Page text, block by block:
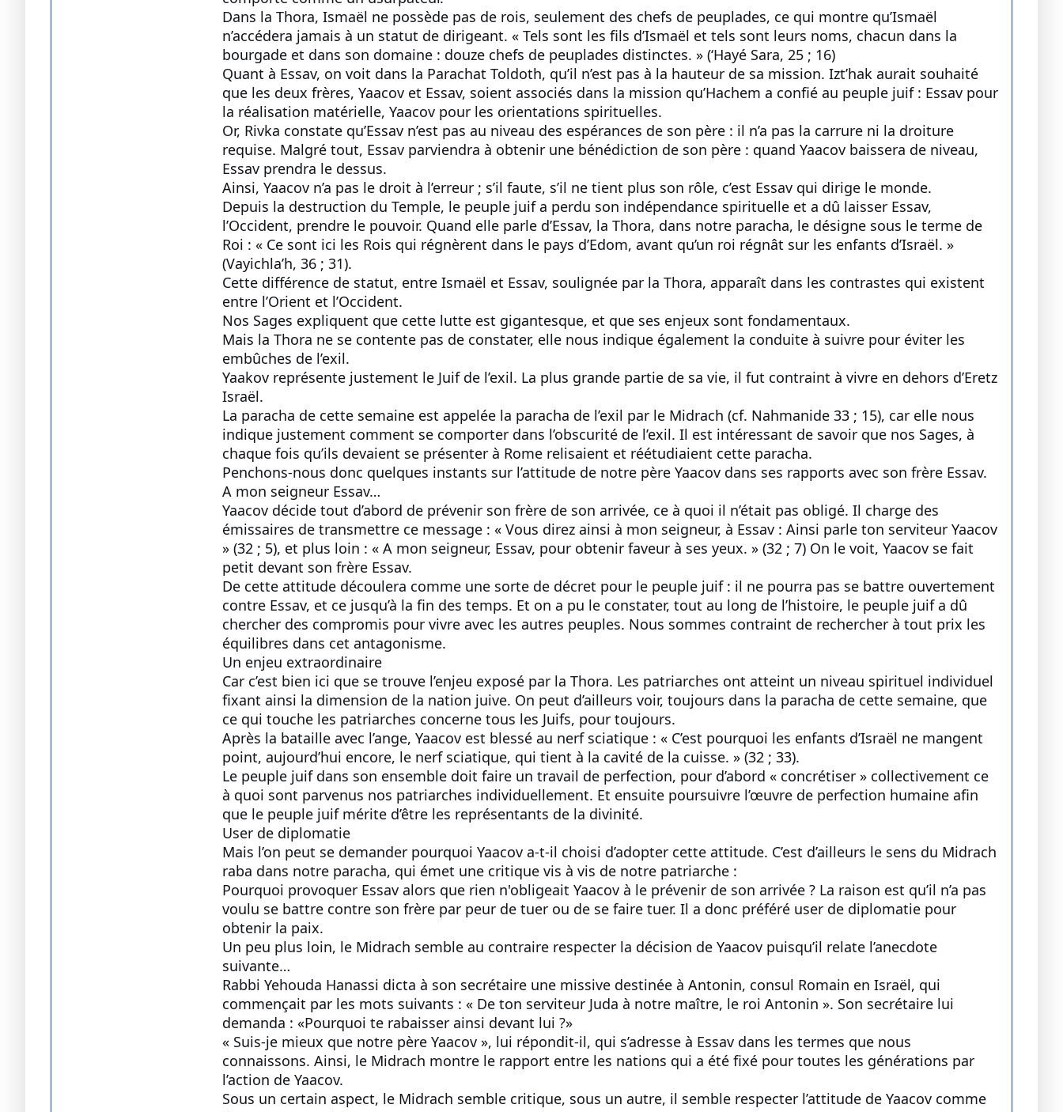
Dans la Thora, Ismaël ne possède pas de rois, seulement des chefs de peuplades, ce qui montre qu’Ismaël
n’accédera jamais à un statut de dirigeant. « Tels sont les fils d’Ismaël et tels sont leurs noms, chacun dans la
bourgade et dans son domaine : douze chefs de peuplades distinctes. » (‘Hayé Sara, 25 ; 16)
Quant à Essav, on voit dans la Parachat Toldoth, qu’il n’est pas à la hauteur de sa mission. Izt’hak aurait souhaité
que les deux frères, Yaacov et Essav, soient associés dans la mission qu’Hachem a confié au peuple juif : Essav pour
la réalisation matérielle, Yaacov pour les orientations spirituelles.
Or, Rivka constate qu’Essav n’est pas au niveau des espérances de son père : il n’a pas la carrure ni la droiture
requise. Malgré tout, Essav parviendra à obtenir une bénédiction de son père : quand Yaacov baissera de niveau,
Essav prendra le dessus.
Ainsi, Yaacov n’a pas le droit à l’erreur ; s’il faute, s’il ne tient plus son rôle, c’est Essav qui dirige le monde.
Depuis la destruction du Temple, le peuple juif a perdu son indépendance spirituelle et a dû laisser Essav,
l’Occident, prendre le pouvoir. Quand elle parle d’Essav, la Thora, dans notre paracha, le désigne sous le terme de
Roi : « Ce sont ici les Rois qui régnèrent dans le pays d’Edom, avant qu’un roi régnât sur les enfants d’Israël. »
(Vayichla’h, 36 ; 31).
Cette différence de statut, entre Ismaël et Essav, soulignée par la Thora, apparaît dans les contrastes qui existent
entre l’Orient et l’Occident.
Nos Sages expliquent que cette lutte est gigantesque, et que ses enjeux sont fondamentaux.
Mais la Thora ne se contente pas de constater, elle nous indique également la conduite à suivre pour éviter les
embûches de l’exil.
Yaakov représente justement le Juif de l’exil. La plus grande partie de sa vie, il fut contraint à vivre en dehors d’Eretz
Israël.
La paracha de cette semaine est appelée la paracha de l’exil par le Midrach (cf. Nahmanide 33 ; 15), car elle nous
indique justement comment se comporter dans l’obscurité de l’exil. Il est intéressant de savoir que nos Sages, à
chaque fois qu’ils devaient se présenter à Rome relisaient et réétudiaient cette paracha.
Penchons-nous donc quelques instants sur l’attitude de notre père Yaacov dans ses rapports avec son frère Essav.
A mon seigneur Essav…
Yaacov décide tout d’abord de prévenir son frère de son arrivée, ce à quoi il n’était pas obligé. Il charge des
émissaires de transmettre ce message : « Vous direz ainsi à mon seigneur, à Essav : Ainsi parle ton serviteur Yaacov
» (32 ; 5), et plus loin : « A mon seigneur, Essav, pour obtenir faveur à ses yeux. » (32 ; 7) On le voit, Yaacov se fait
petit devant son frère Essav.
De cette attitude découlera comme une sorte de décret pour le peuple juif : il ne pourra pas se battre ouvertement
contre Essav, et ce jusqu’à la fin des temps. Et on a pu le constater, tout au long de l’histoire, le peuple juif a dû
chercher des compromis pour vivre avec les autres peuples. Nous sommes contraint de rechercher à tout prix les
équilibres dans cet antagonisme.
Un enjeu extraordinaire
Car c’est bien ici que se trouve l’enjeu exposé par la Thora. Les patriarches ont atteint un niveau spirituel individuel
fixant ainsi la dimension de la nation juive. On peut d’ailleurs voir, toujours dans la paracha de cette semaine, que
ce qui touche les patriarches concerne tous les Juifs, pour toujours.
Après la bataille avec l’ange, Yaacov est blessé au nerf sciatique : « C’est pourquoi les enfants d’Israël ne mangent
point, aujourd’hui encore, le nerf sciatique, qui tient à la cavité de la cuisse. » (32 ; 33).
Le peuple juif dans son ensemble doit faire un travail de perfection, pour d’abord « concrétiser » collectivement ce
à quoi sont parvenus nos patriarches individuellement. Et ensuite poursuivre l’œuvre de perfection humaine afin
que le peuple juif mérite d’être les représentants de la divinité.
User de diplomatie
Mais l’on peut se demander pourquoi Yaacov a-t-il choisi d’adopter cette attitude. C’est d’ailleurs le sens du Midrach
raba dans notre paracha, qui émet une critique vis à vis de notre patriarche :
Pourquoi provoquer Essav alors que rien n'obligeait Yaacov à le prévenir de son arrivée ? La raison est qu’il n’a pas
voulu se battre contre son frère par peur de tuer ou de se faire tuer. Il a donc préféré user de diplomatie pour
obtenir la paix.
Un peu plus loin, le Midrach semble au contraire respecter la décision de Yaacov puisqu’il relate l’anecdote
suivante…
Rabbi Yehouda Hanassi dicta à son secrétaire une missive destinée à Antonin, consul Romain en Israël, qui
commençait par les mots suivants : « De ton serviteur Juda à notre maître, le roi Antonin ». Son secrétaire lui
demanda : «Pourquoi te rabaisser ainsi devant lui ?»
« Suis-je mieux que notre père Yaacov », lui répondit-il, qui s’adresse à Essav dans les termes que nous
connaissons. Ainsi, le Midrach montre le rapport entre les nations qui a été fixé pour toutes les générations par
l’action de Yaacov.
Sous un certain aspect, le Midrach semble critique, sous un autre, il semble respecter l’attitude de Yaacov comme